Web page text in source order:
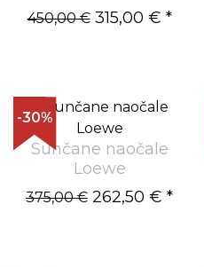
450,00 €315,00 € *
-30%
Sunčane naočale
Loewe
375,00 € 262,50 € *